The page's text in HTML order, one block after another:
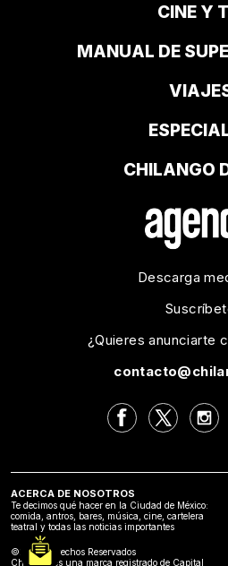
CINE Y
MANUAL DE
CHILANGO
Descarga
¿Quieres anunciarte
ACERCA DE NOSOTROS
Te decimos qué hacer en la Ciudad de México:
comida, antros, bares, música, cine, cartelera
teatral y todas las noticias importantes
©2024 Derechos Reservados
Chilango es una marca registrado de Capital